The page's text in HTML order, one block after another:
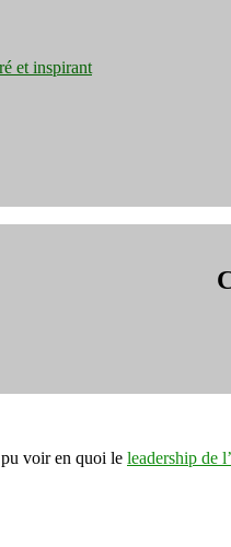
et inspirant
voir en quoi le leadership de